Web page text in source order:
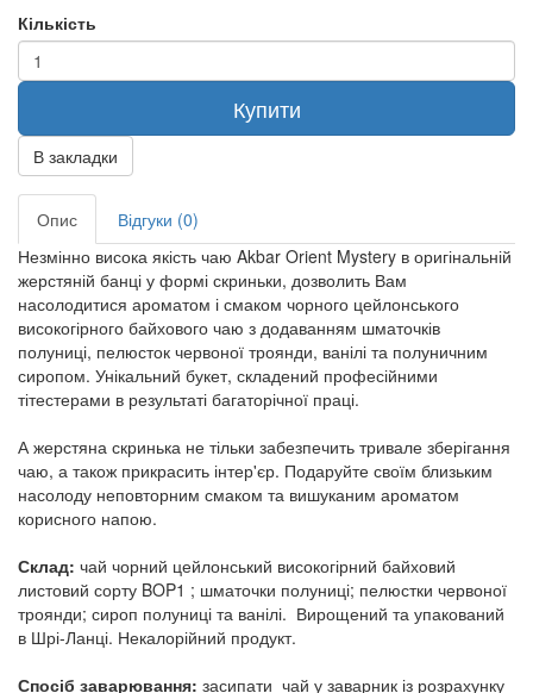
Кількість
Купити
В закладки
Опис
Відгуки (0)
Незмінно висока якість чаю Akbar Orient Mystery в оригінальній
жерстяній банці у формі скриньки, дозволить Вам
насолодитися ароматом і смаком чорного цейлонського
високогірного байхового чаю з додаванням шматочків
полуниці, пелюсток червоної троянди, ванілі та полуничним
сиропом. Унікальний букет, складений професійними
тітестерами в результаті багаторічної праці.
А жерстяна скринька не тільки забезпечить тривале зберігання
чаю, а також прикрасить інтер'єр. Подаруйте своїм близьким
насолоду неповторним смаком та вишуканим ароматом
корисного напою.
Склад: чай чорний цейлонський високогірний байховий
листовий сорту BOP1 ; шматочки полуниці; пелюстки червоної
троянди; сироп полуниці та ванілі. Вирощений та упакований
в Шрі-Ланці. Некалорійний продукт.
Спосіб заварювання: засипати чай у заварник із розрахунку